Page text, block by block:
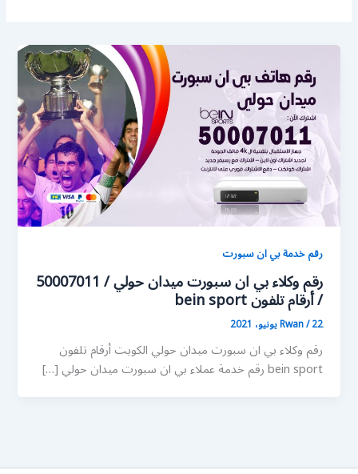
رقم خدمة بي ان سبورت
رقم وكلاء بي ان سبورت ميدان حولي / 50007011
/ أرقام تلفون bein sport
Rwan/22 يونيو، 2021
رقم وكلاء بي ان سبورت ميدان حولي الكويت أرقام تلفون
bein sport رقم خدمة عملاء بي ان سبورت ميدان حولي […]